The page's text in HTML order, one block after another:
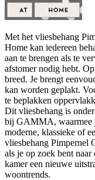
Met het vliesbehang
Home kan iedereen
aan te brengen als te
afstomer nodig hebt.
breed. Je brengt
kan worden geplakt.
te beplakken
Dit vliesbehang is
bij GAMMA, waarmee
moderne, klassieke of
vliesbehang Pimpernel
als je op zoek bent
kamer een nieuwe
woontrends.